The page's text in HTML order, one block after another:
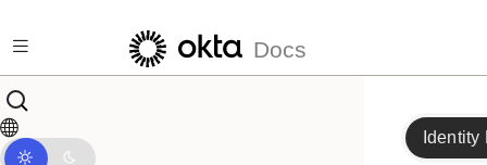
Docs
Identity